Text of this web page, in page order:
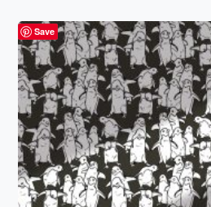
Save